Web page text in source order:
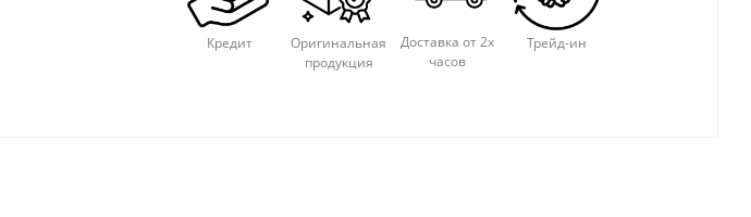
Кредит
Оригинальная
продукция
Доставка от 2х
часов
Трейд-ин